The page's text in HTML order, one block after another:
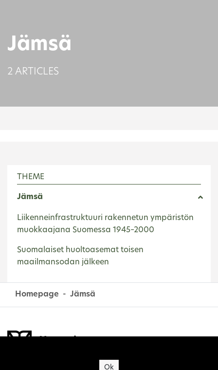
Jämsä
2 ARTICLES
THEME
Jämsä
Liikenneinfrastruktuuri rakennetun ympäristön
muokkaajana Suomessa 1945–2000
Suomalaiset huoltoasemat toisen
maailmansodan jälkeen
Homepage Jämsä
Ok